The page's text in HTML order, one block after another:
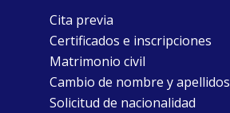
Cita previa
Certificados e inscripciones
Matrimonio civil
Cambio de nombre y apellidos
Solicitud de nacionalidad